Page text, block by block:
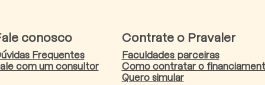
conosco
Frequentes
com um consultor
Contrate o Pravaler
Faculdades parceiras
Como contratar o
Quero simular